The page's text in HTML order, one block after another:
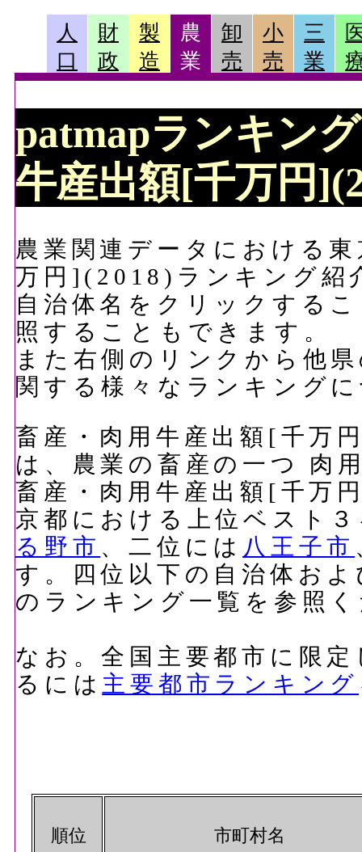
人
口
財
政
製
造
農
業
卸
売
小
売
三
業
patmapランキン
牛産出額[千万円
農業関連データにおける
万円](2018)ランキング紹
自治体名をクリックする
照することもできます。
また右側のリンクから他
関する様々なランキング
畜産・肉用牛産出額[千万
は、農業の畜産の一つ 肉
畜産・肉用牛産出額[千万
京都における上位ベスト
る野市 、二位には 八王子市
す。四位以下の自治体お
のランキング一覧を参照
なお。全国主要都市に限
るには 主要都市ランキング
順位 市町村名